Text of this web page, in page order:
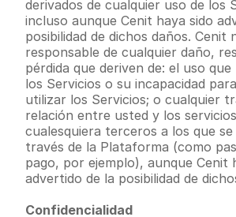
derivados de cualquier uso de los
incluso aunque Cenit haya sido
posibilidad de dichos daños. Cenit
responsable de cualquier daño,
pérdida que deriven de: el uso
los Servicios o su incapacidad
utilizar los Servicios; o cualquier
relación entre usted y los
cualesquiera terceros a los que se
través de la Plataforma (como
pago, por ejemplo), aunque Cenit
advertido de la posibilidad de
Confidencialidad